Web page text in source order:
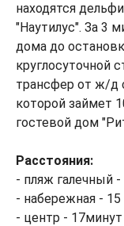
находятся
"Наутилус". За 3
дома до
круглосуточной
трансфер от ж/д
которой займет
гостевой дом
Расстояния:
- пляж галечный
- набережная -
- центр - 17минут